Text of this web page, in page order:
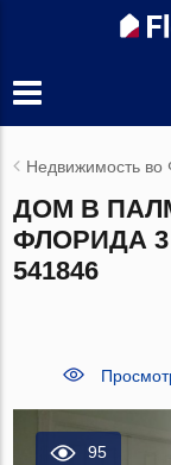
Недвижимость во
ДОМ В
ФЛОРИДА
541846
95